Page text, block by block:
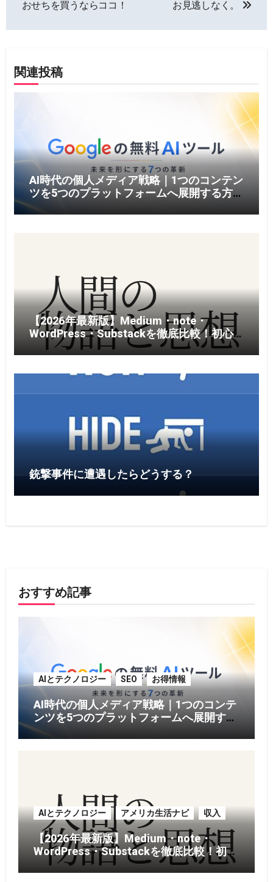
ナ
ビ
ー
ン
おせちを買うならココ！ お見逃しなく。
関連投稿
AI時代の個人メディア戦略｜1つのコンテン
ツを5つのプラットフォームへ展開する方法
【2026年版】
【2026年最新版】Medium・note・
WordPress・Substackを徹底比較！初心
者がブログを始めるならどれがおすすめ？
銃撃事件に遭遇したらどうする？
おすすめ記事
AIとテクノロジー SEO お得情報
AI時代の個人メディア戦略｜1つのコンテ
ンツを5つのプラットフォームへ展開する
方法【2026年版】
AIとテクノロジー アメリカ生活ナビ 収入
【2026年最新版】Medium・note・
WordPress・Substackを徹底比較！初心
者がブログを始めるならどれがおすす
め？